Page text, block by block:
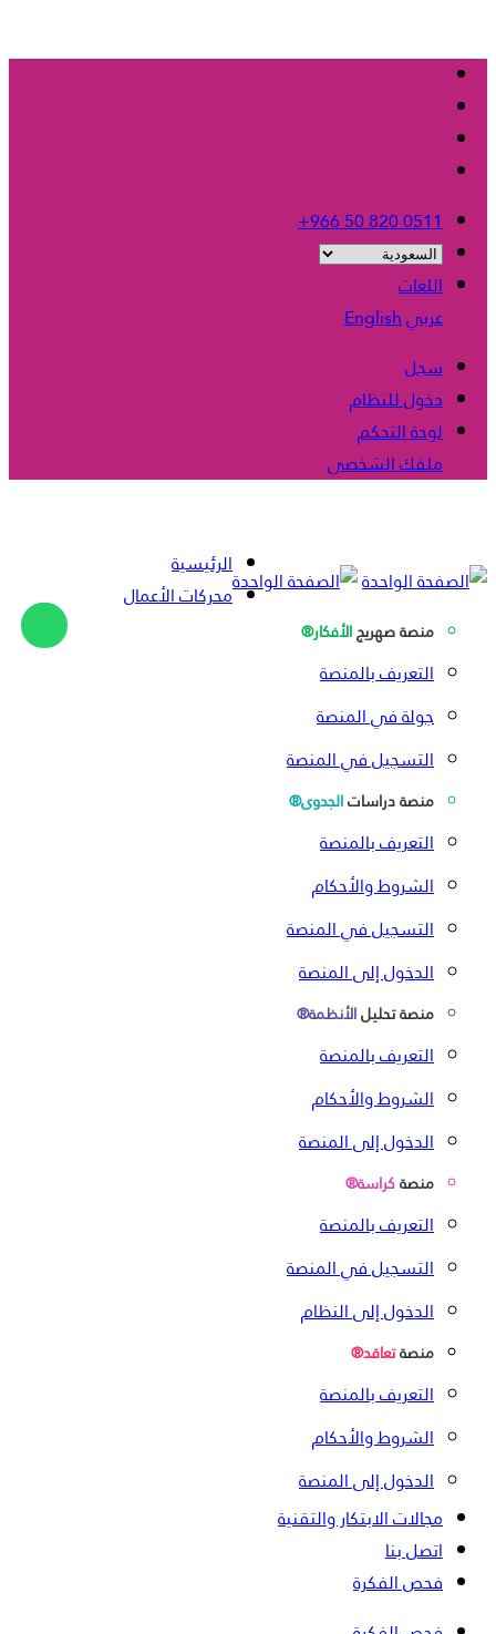
+966 50 820 0511
اللغات
عربيEnglish
سجل
دخول للنظام
لوحة التحكم
ملفك الشخصى
الرئيسية
محركات الأعمال
منصة صهريجالأفكار®
التعريف بالمنصة
جولة في المنصة
التسجيل في المنصة
منصة دراساتالجدوى®
التعريف بالمنصة
الشروط والأحكام
التسجيل في المنصة
الدخول إلى المنصة
منصة تحليلالأنظمة®
التعريف بالمنصة
الشروط والأحكام
الدخول إلى المنصة
منصةكراسة®
التعريف بالمنصة
التسجيل في المنصة
الدخول إلى النظام
منصةتعاقد®
التعريف بالمنصة
الشروط والأحكام
الدخول إلى المنصة
مجالات الابتكار والتقنية
اتصل بنا
فحص الفكرة